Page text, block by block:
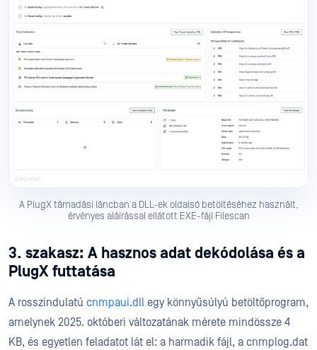
A PlugX támadási láncban a DLL-ek oldalsó betöltéséhez használt,
érvényes aláírással ellátott EXE-fájl Filescan
3. szakasz: A hasznos adat dekódolása és a
PlugX futtatása
A rosszindulatú cnmpaui.dll egy könnyűsúlyú betöltőprogram,
amelynek 2025. októberi változatának mérete mindössze 4
KB, és egyetlen feladatot lát el: a harmadik fájl, a cnmplog.dat